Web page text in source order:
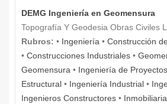
DEMG Ingeniería en Geomensura
Topografía Y Geodesia Obras Civiles
Rubros: • Ingeniería • Construcción
• Construcciones Industriales •
Geomensura • Ingeniería de Proyectos
Estructural • Ingeniería Industrial •
Ingenieros Constructores •